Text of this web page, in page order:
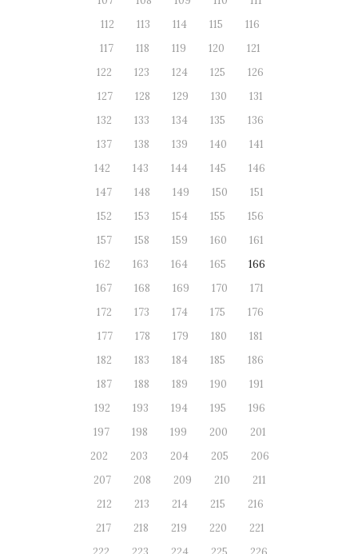
112
113 114 115
116
117
118 119 120
121
122
123 124 125
126
127
128 129 130
131
132
133 134 135
136
137
138 139 140
141
142
143 144 145
146
147
148 149 150
151
152
153 154 155
156
157
158 159 160
161
162
163 164 165
166
167
168 169 170
171
172
173 174 175
176
177
178 179 180
181
182
183 184 185
186
187
188 189 190
191
192
193 194 195
196
197
198 199 200
201
202
203 204 205
206
207
208 209 210
211
212
213 214 215
216
217
218 219 220
221